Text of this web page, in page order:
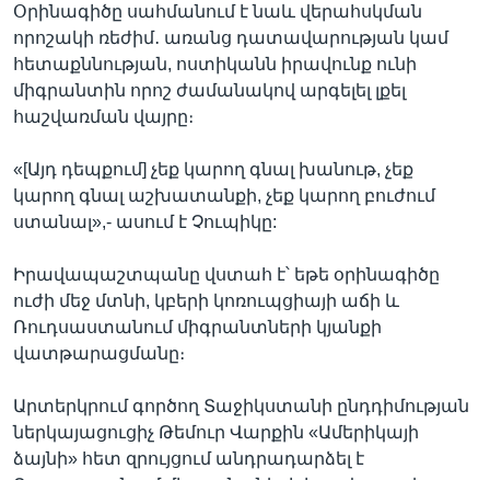
Օրինագիծը սահմանում է նաև վերահսկման
որոշակի ռեժիմ․ առանց դատավարության կամ
հետաքննության, ոստիկանն իրավունք ունի
միգրանտին որոշ ժամանակով արգելել լքել
հաշվառման վայրը։
«[Այդ դեպքում] չեք կարող գնալ խանութ, չեք
կարող գնալ աշխատանքի, չեք կարող բուժում
ստանալ»,- ասում է Չուպիկը:
Իրավապաշտպանը վստահ է՝ եթե օրինագիծը
ուժի մեջ մտնի, կբերի կոռուպցիայի աճի և
Ռուդսաստանում միգրանտների կյանքի
վատթարացմանը։
Արտերկրում գործող Տաջիկստանի ընդդիմության
ներկայացուցիչ Թեմուր Վարքին «Ամերիկայի
ձայնի» հետ զրույցում անդրադարձել է